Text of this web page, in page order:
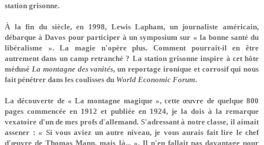
station grisonne.
À la fin du siècle, en 1998, Lewis Lapham, un journaliste américain,
débarque à Davos pour participer à un symposium sur « la bonne santé du
libéralisme ». La magie n'opère plus. Comment pourrait-il en être
autrement dans un camp retranché ? La station grisonne inspire à cet hôte
médusé La montagne des vanités, un reportage ironique et corrosif qui nous
fait pénétrer dans les coulisses du World Economic Forum.
La découverte de « La montagne magique », cette œuvre de quelque 800
pages commencée en 1912 et publiée en 1924, je la dois à la remarque
vexatoire d'un de mes profs d'allemand. S'adressant à notre classe, il aimait
assener : « Si vous aviez un autre niveau, je vous aurais fait lire le chef
d'œuvre de Thomas Mann, mais là... ». Il n'en fallait pas davantage pour